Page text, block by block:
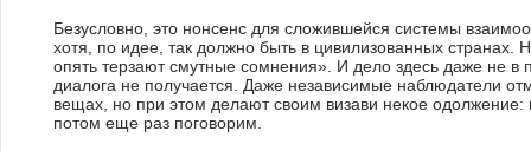
Безусловно, это нонсенс для сложившейся системы
хотя, по идее, так должно быть в цивилизованных
опять терзают смутные сомнения». И дело здесь даже не в
диалога не получается. Даже независимые наблюдатели
вещах, но при этом делают своим визави некое
потом еще раз поговорим.